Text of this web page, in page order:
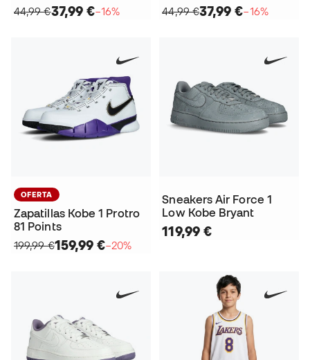
44,99 €37,99 €−16%
44,99 €37,99 €−16%
OFERTA
Zapatillas Kobe 1 Protro
81 Points
199,99 €159,99 €−20%
Sneakers Air Force 1
Low Kobe Bryant
119,99 €